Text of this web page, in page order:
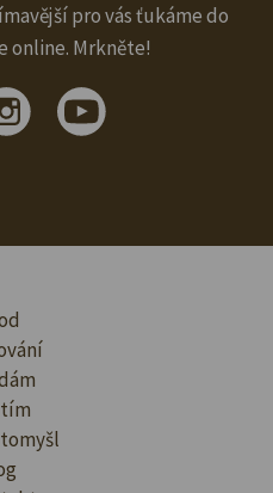
pro vás ťukáme do
online. Mrkněte!